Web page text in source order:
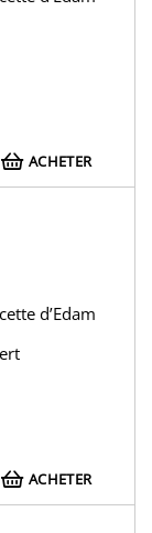
ACHETER
d’Edam
ACHETER